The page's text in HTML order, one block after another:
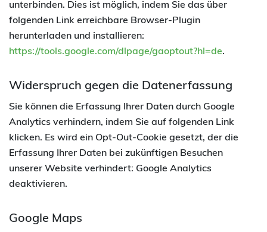
unterbinden. Dies ist möglich, indem Sie das über
folgenden Link erreichbare Browser-Plugin
herunterladen und installieren:
https://tools.google.com/dlpage/gaoptout?hl=de.
Widerspruch gegen die Datenerfassung
Sie können die Erfassung Ihrer Daten durch Google
Analytics verhindern, indem Sie auf folgenden Link
klicken. Es wird ein Opt-Out-Cookie gesetzt, der die
Erfassung Ihrer Daten bei zukünftigen Besuchen
unserer Website verhindert: Google Analytics
deaktivieren.
Google Maps